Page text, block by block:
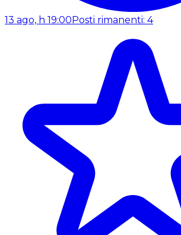
13 ago, h 19:00Posti rimanenti: 4